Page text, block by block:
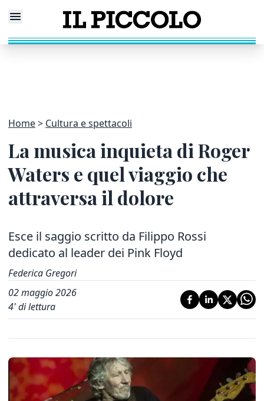
Home Cultura e spettacoli
La musica inquieta di Roger
Waters e quel viaggio che
attraversa il dolore
Esce il saggio scritto da Filippo Rossi
dedicato al leader dei Pink Floyd
Federica Gregori
02 maggio 2026
4' di lettura